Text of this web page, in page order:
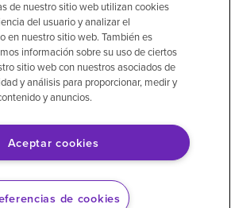
Health Corporation
Preferencias de cookies
con la ayuda de
(IA). La versión en inglés
de nuestro sitio web utilizan cookies
del usuario y analizar el
en nuestro sitio web. También es
información sobre su uso de ciertos
sitio web con nuestros asociados de
y análisis para proporcionar, medir y
y anuncios.
Aceptar cookies
de cookies